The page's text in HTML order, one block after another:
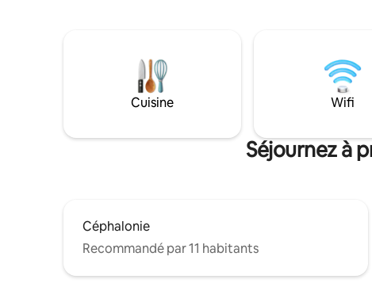
idéale pour ceux qui recherchent un
logement serein tout en étant proche
des commodités de Lassi et Argostoli à
seulement 1,5 km. VEUILLEZ NOTER QUE
SONT PAS AUTORISÉS DANS CETTE
avec un
principale
l'aéroport
beaucoup
Cuisine Wifi
Séjournez à
Céphalonie
Recommandé par 11 habitants